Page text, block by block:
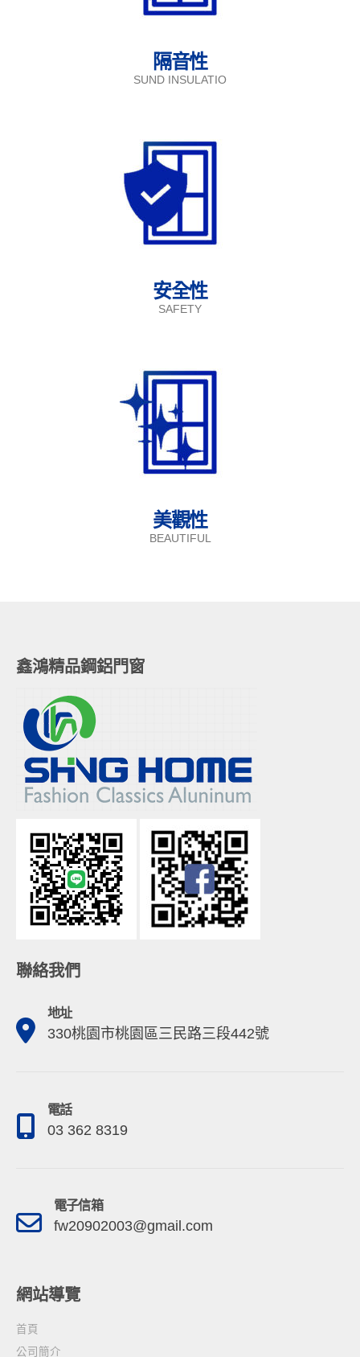
隔音性
SUND INSULATIO
安全性
SAFETY
美觀性
BEAUTIFUL
鑫鴻精品鋼鋁門窗
聯絡我們
地址
330桃園市桃園區三民路三段442號
電話
03 362 8319
電子信箱
fw20902003@gmail.com
網站導覽
首頁
公司簡介